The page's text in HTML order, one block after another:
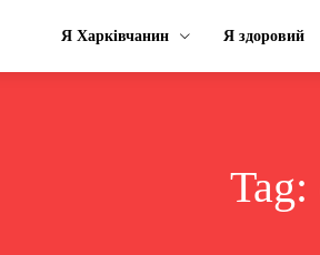
Я Харківчанин Я здоровий
Tag: